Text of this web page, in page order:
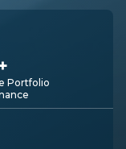
Portfolio